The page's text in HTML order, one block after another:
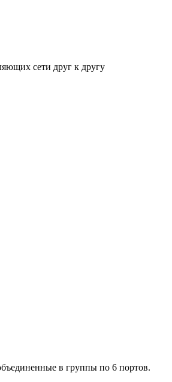
сети друг к другу
в группы по 6 портов.